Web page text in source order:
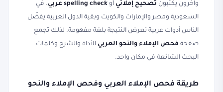
وآخرون يكتبون تصحيح إملائي أو spelling check عربي
. في
السعودية ومصر والإمارات والكويت وبقية الدول العربية يفضّل
الناس أدوات عربية تعرض النتيجة بلغة مفهومة. لذلك تجمع
صفحة فحص الإملاء والنحو العربي الأداة والشرح وكلمات
البحث الشائعة في مكان واحد.
طريقة فحص الإملاء العربي وفحص الإملاء والنحو